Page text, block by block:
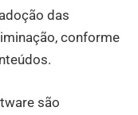
das
conforme
são